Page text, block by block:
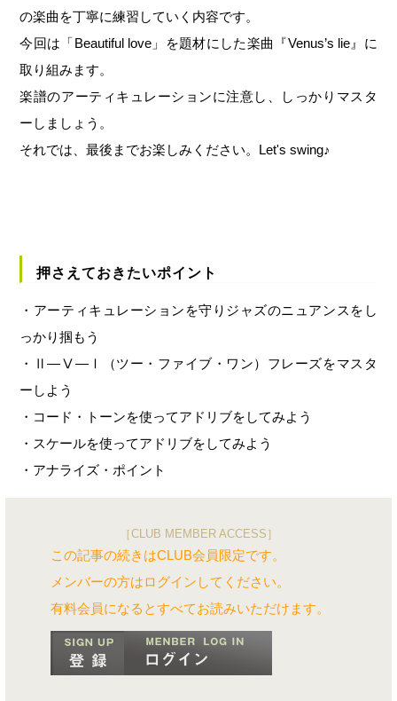
の楽曲を丁寧に練習していく内容です。
今回は「Beautiful love」を題材にした楽曲『Venus’s lie』に
取り組みます。
楽譜のアーティキュレーションに注意し、しっかりマスタ
ーしましょう。
それでは、最後までお楽しみください。Let's swing♪
押さえておきたいポイント
・アーティキュレーションを守りジャズのニュアンスをし
っかり掴もう
・Ⅱ―Ⅴ―Ⅰ（ツー・ファイブ・ワン）フレーズをマスタ
ーしよう
・コード・トーンを使ってアドリブをしてみよう
・スケールを使ってアドリブをしてみよう
・アナライズ・ポイント
［CLUB MEMBER ACCESS］
この記事の続きはCLUB会員限定です。
メンバーの方はログインしてください。
有料会員になるとすべてお読みいただけます。